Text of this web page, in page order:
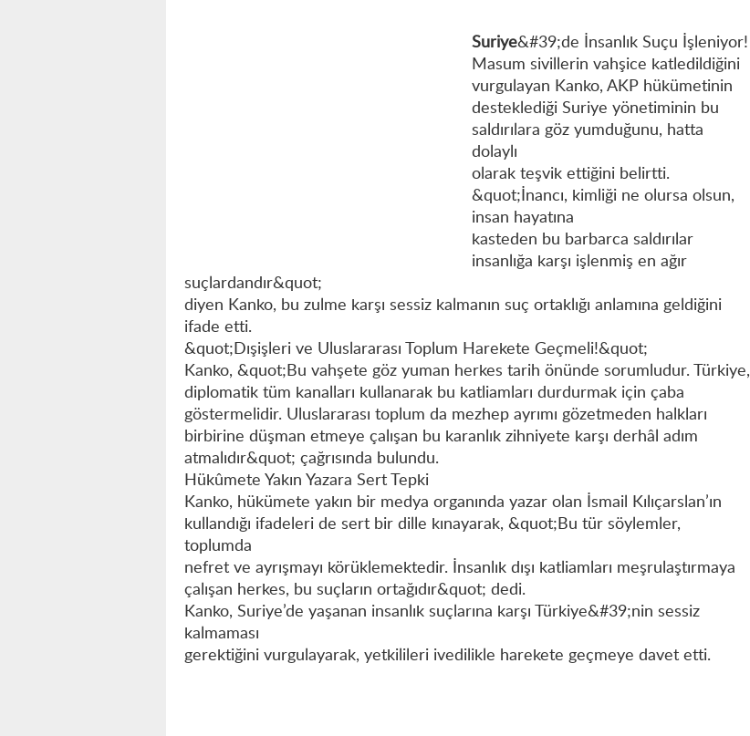
Suriye&#39;de İnsanlık Suçu İşleniyor!
Masum sivillerin vahşice katledildiğini
vurgulayan Kanko, AKP hükümetinin
desteklediği Suriye yönetiminin bu
saldırılara göz yumduğunu, hatta
dolaylı
olarak teşvik ettiğini belirtti.
&quot;İnancı, kimliği ne olursa olsun,
insan hayatına
kasteden bu barbarca saldırılar
insanlığa karşı işlenmiş en ağır
suçlardandır&quot;
diyen Kanko, bu zulme karşı sessiz kalmanın suç ortaklığı anlamına geldiğini
ifade etti.
&quot;Dışişleri ve Uluslararası Toplum Harekete Geçmeli!&quot;
Kanko, &quot;Bu vahşete göz yuman herkes tarih önünde sorumludur. Türkiye,
diplomatik tüm kanalları kullanarak bu katliamları durdurmak için çaba
göstermelidir. Uluslararası toplum da mezhep ayrımı gözetmeden halkları
birbirine düşman etmeye çalışan bu karanlık zihniyete karşı derhâl adım
atmalıdır&quot; çağrısında bulundu.
Hükûmete Yakın Yazara Sert Tepki
Kanko, hükümete yakın bir medya organında yazar olan İsmail Kılıçarslan’ın
kullandığı ifadeleri de sert bir dille kınayarak, &quot;Bu tür söylemler,
toplumda
nefret ve ayrışmayı körüklemektedir. İnsanlık dışı katliamları meşrulaştırmaya
çalışan herkes, bu suçların ortağıdır&quot; dedi.
Kanko, Suriye’de yaşanan insanlık suçlarına karşı Türkiye&#39;nin sessiz
kalmaması
gerektiğini vurgulayarak, yetkilileri ivedilikle harekete geçmeye davet etti.